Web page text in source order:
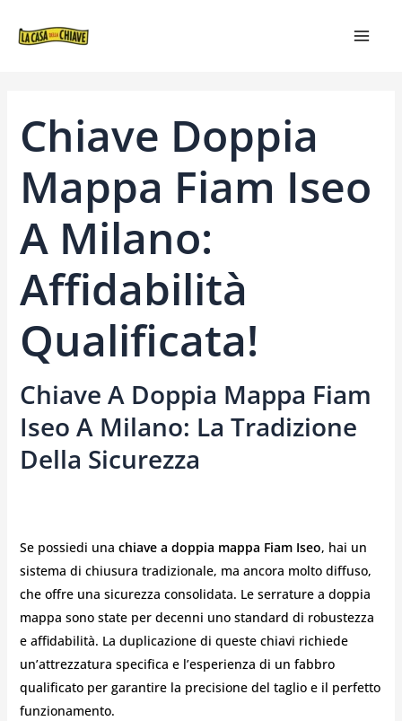
Chiave Doppia
Mappa Fiam Iseo
A Milano:
Affidabilità
Qualificata!
Chiave A Doppia Mappa Fiam
Iseo A Milano: La Tradizione
Della Sicurezza
Se possiedi una chiave a doppia mappa Fiam Iseo, hai un
sistema di chiusura tradizionale, ma ancora molto diffuso,
che offre una sicurezza consolidata. Le serrature a doppia
mappa sono state per decenni uno standard di robustezza
e affidabilità. La duplicazione di queste chiavi richiede
un’attrezzatura specifica e l’esperienza di un fabbro
qualificato per garantire la precisione del taglio e il perfetto
funzionamento.
ARTICOLI